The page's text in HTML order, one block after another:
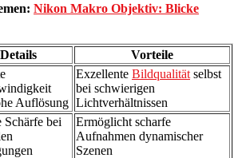
Nikon Makro Objektiv: Blicke
Details
Vorteile
Auflösung
Exzellente Bildqualität selbst
bei schwierigen
Lichtverhältnissen
Schärfe bei
Ermöglicht scharfe
Aufnahmen dynamischer
Szenen